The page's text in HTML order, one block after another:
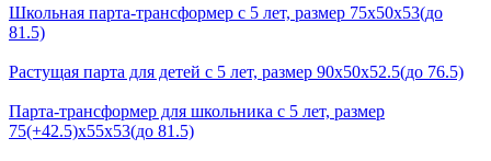
Школьная парта-трансформер с 5 лет, размер 75x50x53(до
81.5)
Растущая парта для детей с 5 лет, размер 90x50x52.5(до 76.5)
Парта-трансформер для школьника с 5 лет, размер
75(+42.5)x55x53(до 81.5)